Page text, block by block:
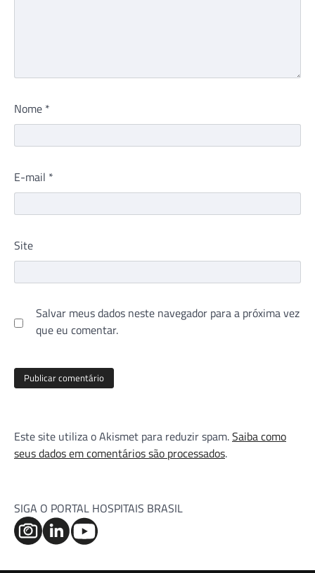
Nome *
E-mail *
Site
Salvar meus dados neste navegador para a próxima vez
que eu comentar.
Este site utiliza o Akismet para reduzir spam.Saiba como
seus dados em comentários são processados.
SIGA O PORTAL HOSPITAIS BRASIL